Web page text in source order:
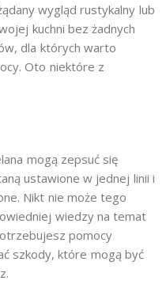
wygląd rustykalny lub
kuchni bez żadnych
dla których warto
Oto niektóre z
mogą zepsuć się
ustawione w jednej linii i
Nikt nie może tego
wiedzy na temat
pomocy
szkody, które mogą być